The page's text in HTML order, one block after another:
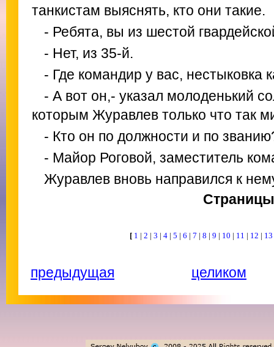
танкистам выяснять, кто они такие.
- Ребята, вы из шестой
- Нет, из 35-й.
- Где командир у вас, нестыковка
- А вот он,- указал молоденький
которым Журавлев только что так
- Кто он по должности и по
- Майор Роговой, заместитель
Журавлев вновь направился к
Страницы
[ 1 | 2 | 3 | 4 | 5 | 6 | 7 | 8 | 9 | 10 | 11 | 12 | 13
предыдущая целиком